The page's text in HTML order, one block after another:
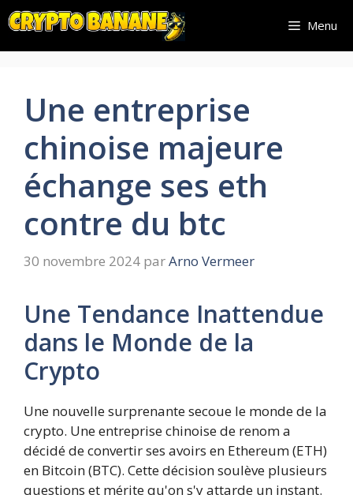
Aller
au
contenu
Menu
Une entreprise
chinoise majeure
échange ses eth
contre du btc
30 novembre 2024 parArno Vermeer
Une Tendance Inattendue
dans le Monde de la
Crypto
Une nouvelle surprenante secoue le monde de la
crypto. Une entreprise chinoise de renom a
décidé de convertir ses avoirs en Ethereum (ETH)
en Bitcoin (BTC). Cette décision soulève plusieurs
questions et mérite qu'on s'y attarde un instant.